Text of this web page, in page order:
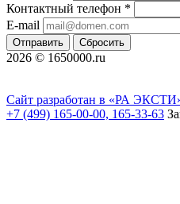
Контактный телефон *
E-mail
Отправить Сбросить
2026 © 1650000.ru
Сайт разработан в «РА
+7 (499) 165-00-00, 165-33-63